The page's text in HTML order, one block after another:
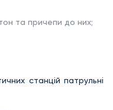
та причепи до них;
станцій патрульні